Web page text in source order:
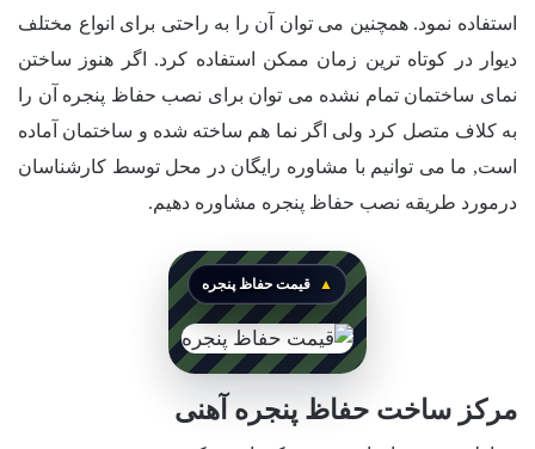
استفاده نمود. همچنین می توان آن را به راحتی برای انواع مختلف
دیوار در کوتاه ترین زمان ممکن استفاده کرد. اگر هنوز ساختن
نمای ساختمان تمام نشده می توان برای نصب حفاظ پنجره آن را
به کلاف متصل کرد ولی اگر نما هم ساخته شده و ساختمان آماده
است, ما می توانیم با مشاوره رایگان در محل توسط کارشناسان
درمورد طریقه نصب حفاظ پنجره مشاوره دهیم.
قیمت حفاظ پنجره
مرکز ساخت حفاظ پنجره آهنی